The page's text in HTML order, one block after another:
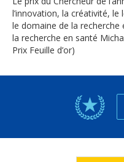
l’innovation, la créativité,
le domaine de la recherche
la recherche en santé
Prix Feuille d’or)